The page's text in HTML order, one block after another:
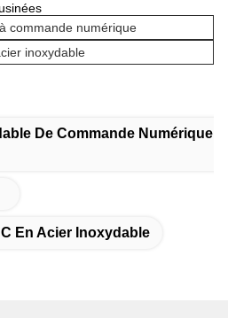
commande numérique
inoxydable
De Commande Numérique
En Acier Inoxydable